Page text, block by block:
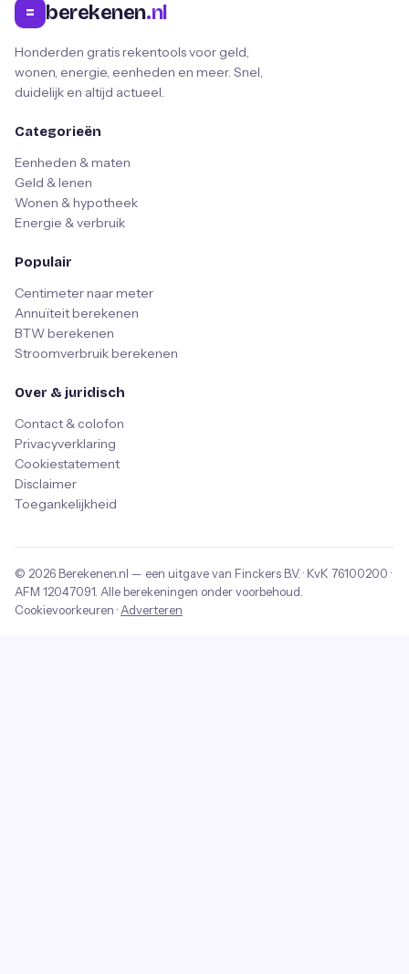
= berekenen.nl
Honderden gratis rekentools voor geld,
wonen, energie, eenheden en meer. Snel,
duidelijk en altijd actueel.
Categorieën
Eenheden & maten
Geld & lenen
Wonen & hypotheek
Energie & verbruik
Populair
Centimeter naar meter
Annuïteit berekenen
BTW berekenen
Stroomverbruik berekenen
Over & juridisch
Contact & colofon
Privacyverklaring
Cookiestatement
Disclaimer
Toegankelijkheid
© 2026 Berekenen.nl — een uitgave van Finckers B.V. · KvK 76100200 ·
AFM 12047091 . Alle berekeningen onder voorbehoud.
Cookievoorkeuren · Adverteren